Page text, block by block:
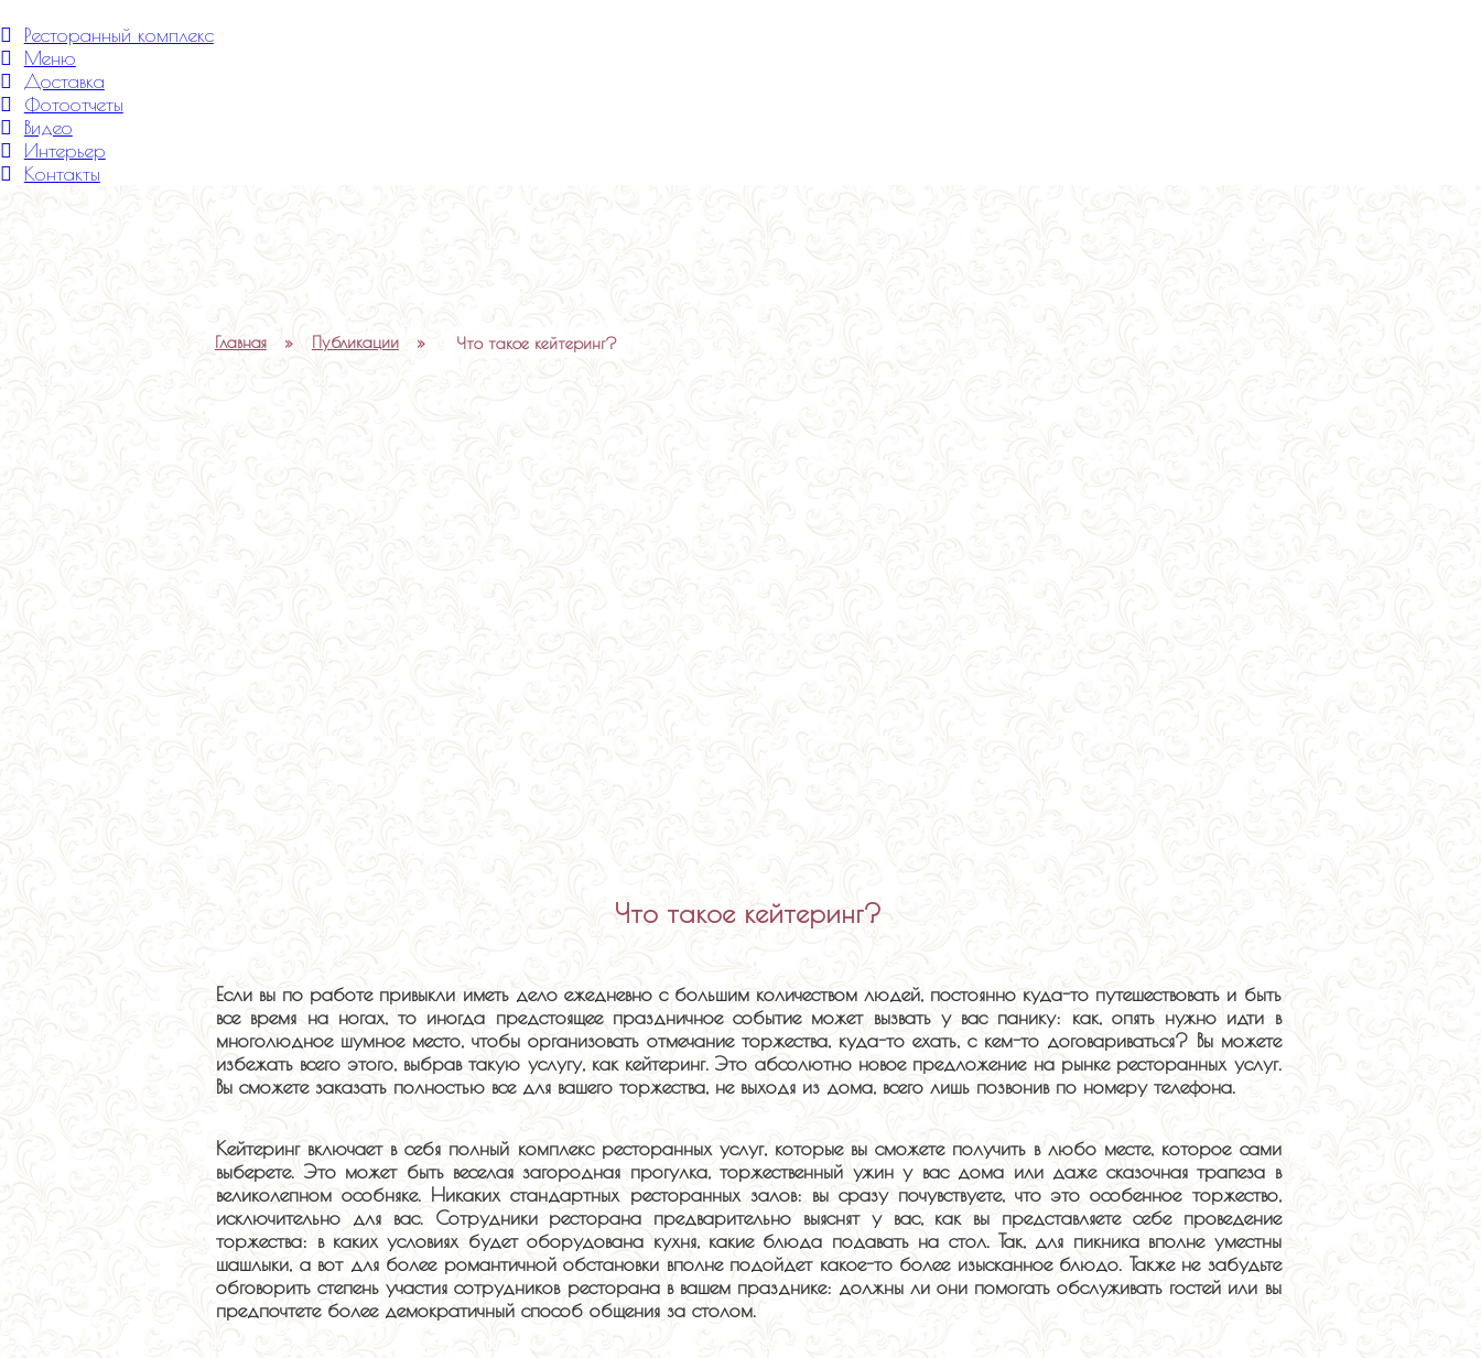
Ресторанный комплекс
Меню
Доставка
Фотоотчеты
Видео
Интерьер
Контакты
Главная » Публикации » Что такое кейтеринг?
Что такое кейтеринг?
Если вы по работе привыкли иметь дело ежедневно с большим количеством людей, постоянно куда-то путешествовать и быть
все время на ногах, то иногда предстоящее праздничное событие может вызвать у вас панику: как, опять нужно идти в
многолюдное шумное место, чтобы организовать отмечание торжества, куда-то ехать, с кем-то договариваться? Вы можете
избежать всего этого, выбрав такую услугу, как кейтеринг. Это абсолютно новое предложение на рынке ресторанных услуг.
Вы сможете заказать полностью все для вашего торжества, не выходя из дома, всего лишь позвонив по номеру телефона.
Кейтеринг включает в себя полный комплекс ресторанных услуг, которые вы сможете получить в любо месте, которое сами
выберете. Это может быть веселая загородная прогулка, торжественный ужин у вас дома или даже сказочная трапеза в
великолепном особняке. Никаких стандартных ресторанных залов: вы сразу почувствуете, что это особенное торжество,
исключительно для вас. Сотрудники ресторана предварительно выяснят у вас, как вы представляете себе проведение
торжества: в каких условиях будет оборудована кухня, какие блюда подавать на стол. Так, для пикника вполне уместны
шашлыки, а вот для более романтичной обстановки вполне подойдет какое-то более изысканное блюдо. Также не забудьте
обговорить степень участия сотрудников ресторана в вашем празднике: должны ли они помогать обслуживать гостей или вы
предпочтете более демократичный способ общения за столом.